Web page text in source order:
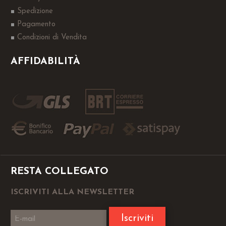
Spedizione
Pagamento
Condizioni di Vendita
AFFIDABILITÀ
RESTA COLLEGATO
ISCRIVITI ALLA NEWSLETTER
Iscriviti